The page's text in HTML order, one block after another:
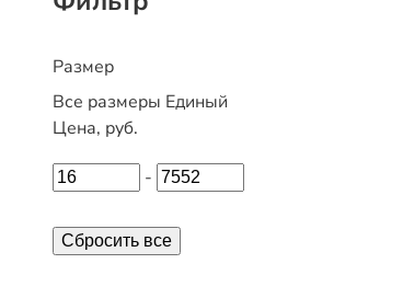
Размер
Все размеры Единый
Цена, руб.
-
Сбросить все